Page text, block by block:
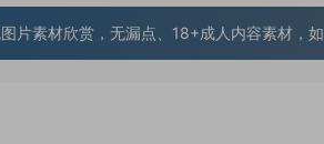
片素材欣赏，无漏点、18+成人内容素材，